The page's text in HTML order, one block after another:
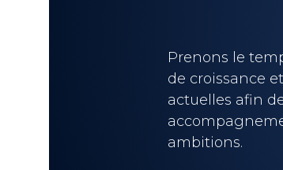
Prenons le
de croissance
actuelles afin
ambitions.